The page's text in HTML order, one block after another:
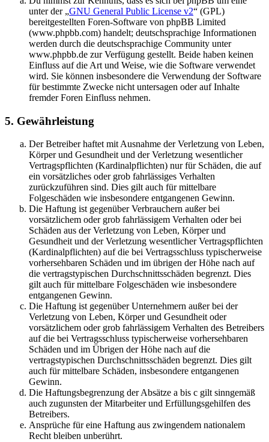
unter der „GNU General Public License v2“ (GPL)
bereitgestellten Foren-Software von phpBB Limited
(www.phpbb.com) handelt; deutschsprachige Informationen
werden durch die deutschsprachige Community unter
www.phpbb.de zur Verfügung gestellt. Beide haben keinen
Einfluss auf die Art und Weise, wie die Software verwendet
wird. Sie können insbesondere die Verwendung der Software
für bestimmte Zwecke nicht untersagen oder auf Inhalte
fremder Foren Einfluss nehmen.
5. Gewährleistung
Der Betreiber haftet mit Ausnahme der Verletzung von Leben,
Körper und Gesundheit und der Verletzung wesentlicher
Vertragspflichten (Kardinalpflichten) nur für Schäden, die auf
ein vorsätzliches oder grob fahrlässiges Verhalten
zurückzuführen sind. Dies gilt auch für mittelbare
Folgeschäden wie insbesondere entgangenen Gewinn.
Die Haftung ist gegenüber Verbrauchern außer bei
vorsätzlichem oder grob fahrlässigem Verhalten oder bei
Schäden aus der Verletzung von Leben, Körper und
Gesundheit und der Verletzung wesentlicher Vertragspflichten
(Kardinalpflichten) auf die bei Vertragsschluss typischerweise
vorhersehbaren Schäden und im übrigen der Höhe nach auf
die vertragstypischen Durchschnittsschäden begrenzt. Dies
gilt auch für mittelbare Folgeschäden wie insbesondere
entgangenen Gewinn.
Die Haftung ist gegenüber Unternehmern außer bei der
Verletzung von Leben, Körper und Gesundheit oder
vorsätzlichem oder grob fahrlässigem Verhalten des Betreibers
auf die bei Vertragsschluss typischerweise vorhersehbaren
Schäden und im Übrigen der Höhe nach auf die
vertragstypischen Durchschnittsschäden begrenzt. Dies gilt
auch für mittelbare Schäden, insbesondere entgangenen
Gewinn.
Die Haftungsbegrenzung der Absätze a bis c gilt sinngemäß
auch zugunsten der Mitarbeiter und Erfüllungsgehilfen des
Betreibers.
Ansprüche für eine Haftung aus zwingendem nationalem
Recht bleiben unberührt.